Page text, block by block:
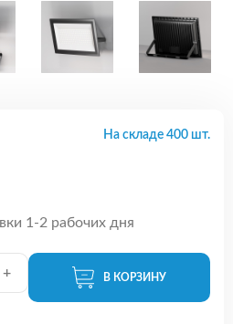
На складе 400 шт.
1-2 рабочих дня
+ В КОРЗИНУ